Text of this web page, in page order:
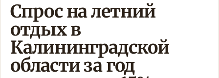
Спрос на летний
отдых в
Калининградской
области за год